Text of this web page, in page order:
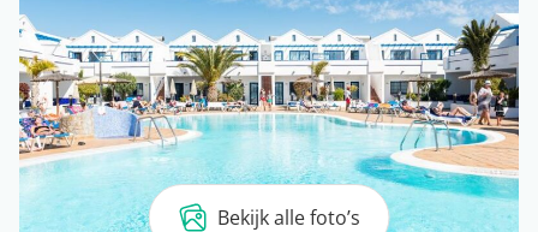
Bekijk alle foto’s